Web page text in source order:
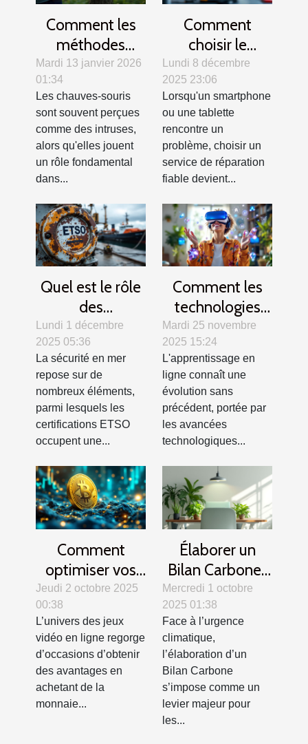
Comment les
méthodes
douces
favorisent-elles
la cohabitation
avec les
chauves-souris
?
Mardi 13 janvier 2026
01:34
Les chauves-souris
sont souvent perçues
comme des intruses,
alors qu'elles jouent
un rôle fondamental
dans...
Comment
choisir le
meilleur service
de réparation
pour tablettes
et smartphones
?
Lundi 8 décembre
2025 23:06
Lorsqu'un smartphone
ou une tablette
rencontre un
problème, choisir un
service de réparation
fiable devient...
Quel est le rôle
des
certifications
ETSO dans la
sécurité des
équipements
maritimes ?
Lundi 1 décembre
2025 05:36
La sécurité en mer
repose sur de
nombreux éléments,
parmi lesquels les
certifications ETSO
occupent une...
Comment les
technologies
modernes
transforment-
elles
l'apprentissage
en ligne ?
Mardi 25 novembre
2025 15:24
L'apprentissage en
ligne connaît une
évolution sans
précédent, portée par
les avancées
technologiques...
Comment
optimiser vos
achats de
monnaie
virtuelle pour
jeux vidéo en
ligne ?
Jeudi 2 octobre 2025
00:38
L’univers des jeux
vidéo en ligne regorge
d’occasions d’obtenir
des avantages en
achetant de la
monnaie...
Élaborer un
Bilan Carbone :
Méthodes et
impacts pour
les entreprises
Mercredi 1 octobre
2025 01:38
Face à l’urgence
climatique,
l’élaboration d’un
Bilan Carbone
s’impose comme un
levier majeur pour
les...